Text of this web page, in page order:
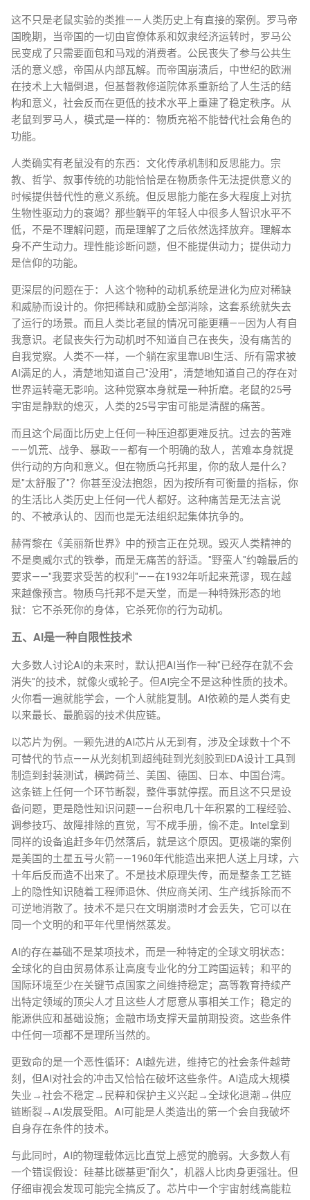
这不只是老鼠实验的类推——人类历史上有直接的案例。罗马帝
国晚期，当帝国的一切由官僚体系和奴隶经济运转时，罗马公
民变成了只需要面包和马戏的消费者。公民丧失了参与公共生
活的意义感，帝国从内部瓦解。而帝国崩溃后，中世纪的欧洲
在技术上大幅倒退，但基督教修道院体系重新给了人生活的结
构和意义，社会反而在更低的技术水平上重建了稳定秩序。从
老鼠到罗马人，模式是一样的：物质充裕不能替代社会角色的
功能。
人类确实有老鼠没有的东西：文化传承机制和反思能力。宗
教、哲学、叙事传统的功能恰恰是在物质条件无法提供意义的
时候提供替代性的意义系统。但反思能力能在多大程度上对抗
生物性驱动力的衰竭？那些躺平的年轻人中很多人智识水平不
低，不是不理解问题，而是理解了之后依然选择放弃。理解本
身不产生动力。理性能诊断问题，但不能提供动力；提供动力
是信仰的功能。
更深层的问题在于：人这个物种的动机系统是进化为应对稀缺
和威胁而设计的。你把稀缺和威胁全部消除，这套系统就失去
了运行的场景。而且人类比老鼠的情况可能更糟——因为人有自
我意识。老鼠丧失行为动机时不知道自己在丧失，没有痛苦的
自我觉察。人类不一样，一个躺在家里靠UBI生活、所有需求被
AI满足的人，清楚地知道自己"没用"，清楚地知道自己的存在对
世界运转毫无影响。这种觉察本身就是一种折磨。老鼠的25号
宇宙是静默的熄灭，人类的25号宇宙可能是清醒的痛苦。
而且这个局面比历史上任何一种压迫都更难反抗。过去的苦难
——饥荒、战争、暴政——都有一个明确的敌人，苦难本身就提
供行动的方向和意义。但在物质乌托邦里，你的敌人是什么？
是"太舒服了"？你甚至没法抱怨，因为按所有可衡量的指标，你
的生活比人类历史上任何一代人都好。这种痛苦是无法言说
的、不被承认的、因而也是无法组织起集体抗争的。
赫胥黎在《美丽新世界》中的预言正在兑现。毁灭人类精神的
不是奥威尔式的铁拳，而是无痛苦的舒适。"野蛮人"约翰最后的
要求——"我要求受苦的权利"——在1932年听起来荒谬，现在越
来越像预言。物质乌托邦不是天堂，而是一种特殊形态的地
狱：它不杀死你的身体，它杀死你的行为动机。
五、AI是一种自限性技术
大多数人讨论AI的未来时，默认把AI当作一种"已经存在就不会
消失"的技术，就像火或轮子。但AI完全不是这种性质的技术。
火你看一遍就能学会，一个人就能复制。AI依赖的是人类有史
以来最长、最脆弱的技术供应链。
以芯片为例。一颗先进的AI芯片从无到有，涉及全球数十个不
可替代的节点——从光刻机到超纯硅到光刻胶到EDA设计工具到
制造到封装测试，横跨荷兰、美国、德国、日本、中国台湾。
这条链上任何一个环节断裂，整件事就停摆。而且这不只是设
备问题，更是隐性知识问题——台积电几十年积累的工程经验、
调参技巧、故障排除的直觉，写不成手册，偷不走。Intel拿到
同样的设备追赶多年仍然落后，就是这个原因。更极端的案例
是美国的土星五号火箭——1960年代能造出来把人送上月球，六
十年后反而造不出来了。不是技术原理失传，而是整条工艺链
上的隐性知识随着工程师退休、供应商关闭、生产线拆除而不
可逆地消散了。技术不是只在文明崩溃时才会丢失，它可以在
同一个文明的和平年代里悄然蒸发。
AI的存在基础不是某项技术，而是一种特定的全球文明状态：
全球化的自由贸易体系让高度专业化的分工跨国运转；和平的
国际环境至少在关键节点国家之间维持稳定；高等教育持续产
出特定领域的顶尖人才且这些人才愿意从事相关工作；稳定的
能源供应和基础设施；金融市场支撑天量前期投资。这些条件
中任何一项都不是理所当然的。
更致命的是一个恶性循环：AI越先进，维持它的社会条件越苛
刻，但AI对社会的冲击又恰恰在破坏这些条件。AI造成大规模
失业→社会不稳定→民粹和保护主义兴起→全球化退潮→供应
链断裂→AI发展受阻。AI可能是人类造出的第一个会自我破坏
自身存在条件的技术。
与此同时，AI的物理载体远比直觉上感觉的脆弱。大多数人有
一个错误假设：硅基比碳基更"耐久"，机器人比肉身更强壮。但
仔细审视会发现可能完全搞反了。芯片中一个宇宙射线高能粒